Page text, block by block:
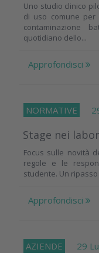
Uno studio clinico
di uso comune
contaminazione
quotidiano dello...
Approfondisci
NORMATIVE 29
Stage nei
Focus sulle novità
regole e le
studente. Un
Approfondisci
AZIENDE 29